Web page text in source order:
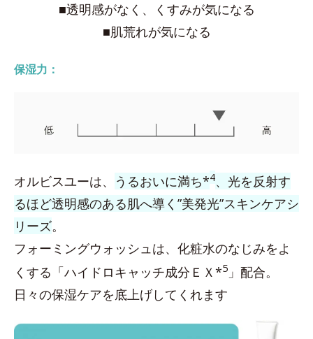
■透明感がなく、くすみが気になる
■肌荒れが気になる
保湿力：
オルビスユーは、 うるおいに満ち*4、光を反射す
るほど透明感のある肌へ導く”美発光”スキンケアシ
リーズ。
フォーミングウォッシュは、化粧水のなじみをよ
くする「ハイドロキャッチ成分ＥＸ*5 」配合。
日々の保湿ケアを底上げしてくれます